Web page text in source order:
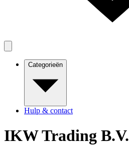
Categorieën
Hulp & contact
IKW Trading B.V.